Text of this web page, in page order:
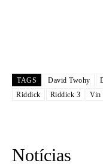
TAGS David Twohy
Riddick
Riddick 3 Vin
Notícias